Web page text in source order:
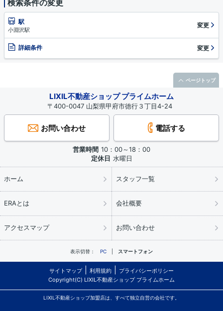
検索条件の変更
駅
小淵沢駅
変更
詳細条件 変更
LIXIL不動産ショップ プライムホーム
〒400-0047 山梨県甲府市徳行３丁目4-24
お問い合わせ 電話する
営業時間 10：00～18：00
定休日 水曜日
ホーム スタッフ一覧
ERAとは 会社概要
アクセスマップ お問い合わせ
表示切替： PC スマートフォン
サイトマップ 利用規約
プライバシーポリシー
Copyright(C) LIXIL不動産ショップ プライムホーム
LIXIL不動産ショップ加盟店は、すべて独立自営の会社です。
ページトップ